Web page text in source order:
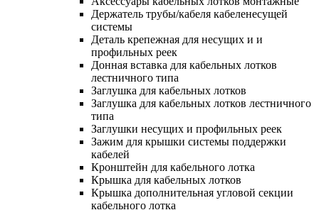
Держатель трубы/кабеля кабеленесущей
системы
Деталь крепежная для несущих и и
профильных реек
Донная вставка для кабельных лотков
лестничного типа
Заглушка для кабельных лотков
Заглушка для кабельных лотков лестничного
типа
Заглушки несущих и профильных реек
Зажим для крышки системы поддержки
кабелей
Кронштейн для кабельного лотка
Крышка для кабельных лотков
Крышка дополнительная угловой секции
кабельного лотка